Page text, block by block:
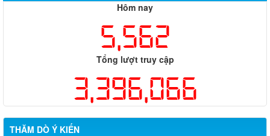
Hôm nay
5,562
Tổng lượt truy cập
3,396,066
THĂM DÒ Ý KIẾN